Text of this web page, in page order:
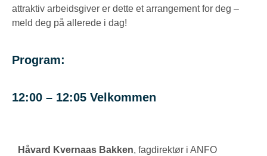
attraktiv arbeidsgiver er dette et arrangement for deg –
meld deg på allerede i dag!
Program:
12:00 – 12:05 Velkommen
Håvard Kvernaas Bakken, fagdirektør i ANFO